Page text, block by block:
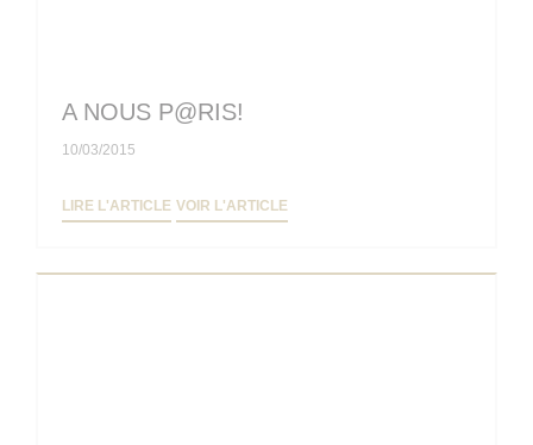
A NOUS P@RIS!
10/03/2015
LIRE L'ARTICLE ((OUVRE UNE NOUVELLE FENÊTRE))
VOIR L'ARTICLE